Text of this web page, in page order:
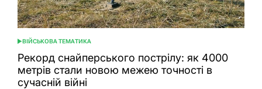
ОПУБЛІКУВАТИ
У
ВІЙСЬКОВА ТЕМАТИКА
Рекорд снайперського пострілу: як 4000
метрів стали новою межею точності в
сучасній війні